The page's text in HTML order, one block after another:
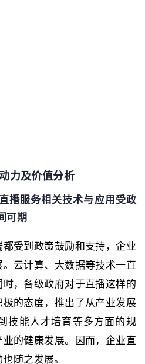
力及价值分析
播服务相关技术与应用受政
可期
受到政策鼓励和支持，企业
云计算、大数据等技术一直
，各级政府对于直播这样的
的态度，推出了从产业发展
技能人才培育等多方面的规
的健康发展。因而，企业直
随之发展。